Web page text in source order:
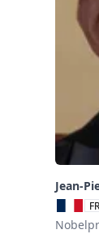
Jean-